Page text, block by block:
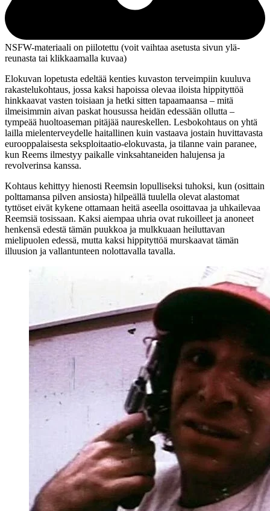
NSFW-materiaali on piilotettu (voit vaihtaa asetusta sivun ylä­
reunasta tai klikkaamalla kuvaa)
Elokuvan lopetusta edeltää kenties kuvaston terveimpiin kuuluva
rakastelukohtaus, jossa kaksi hapoissa olevaa iloista hippityttöä
hinkkaavat vasten toisiaan ja hetki sitten tapaamaansa – mitä
ilmeisimmin aivan paskat housussa heidän edessään ollutta –
tympeää huoltoaseman pitäjää naureskellen. Lesbokohtaus on yhtä
lailla mielenterveydelle haitallinen kuin vastaava jostain huvittavasta
eurooppalaisesta seksploitaatio-elokuvasta, ja tilanne vain paranee,
kun Reems ilmestyy paikalle vinksahtaneiden halujensa ja
revolverinsa kanssa.
Kohtaus kehittyy hienosti Reemsin lopulliseksi tuhoksi, kun (osittain
polttamansa pilven ansiosta) hilpeällä tuulella olevat alastomat
tyttöset eivät kykene ottamaan heitä aseella osoittavaa ja uhkailevaa
Reemsiä tosissaan. Kaksi aiempaa uhria ovat rukoilleet ja anoneet
henkensä edestä tämän puukkoa ja mulkkuaan heiluttavan
mielipuolen edessä, mutta kaksi hippityttöä murskaavat tämän
illuusion ja vallantunteen nolottavalla tavalla.